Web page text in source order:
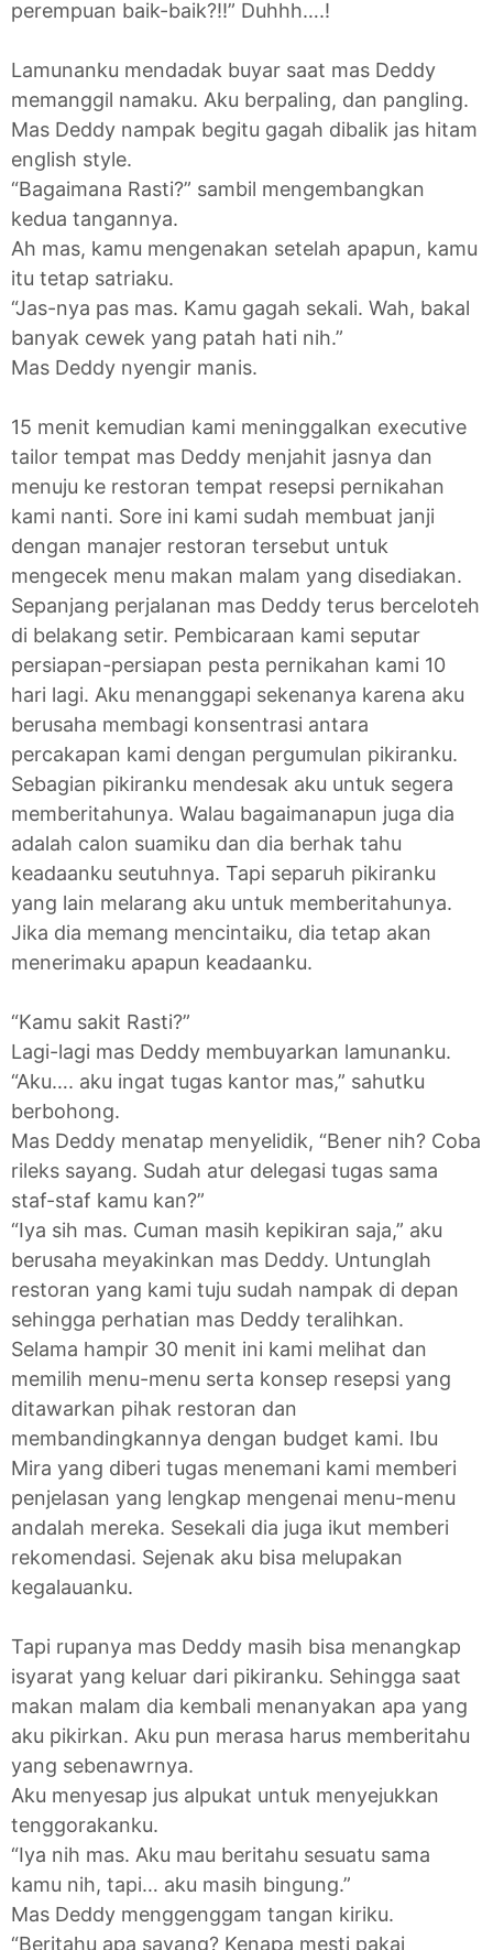
perempuan baik-baik?!!” Duhhh….!
Lamunanku mendadak buyar saat mas Deddy
memanggil namaku. Aku berpaling, dan pangling.
Mas Deddy nampak begitu gagah dibalik jas hitam
english style.
“Bagaimana Rasti?” sambil mengembangkan
kedua tangannya.
Ah mas, kamu mengenakan setelah apapun, kamu
itu tetap satriaku.
“Jas-nya pas mas. Kamu gagah sekali. Wah, bakal
banyak cewek yang patah hati nih.”
Mas Deddy nyengir manis.
15 menit kemudian kami meninggalkan executive
tailor tempat mas Deddy menjahit jasnya dan
menuju ke restoran tempat resepsi pernikahan
kami nanti. Sore ini kami sudah membuat janji
dengan manajer restoran tersebut untuk
mengecek menu makan malam yang disediakan.
Sepanjang perjalanan mas Deddy terus berceloteh
di belakang setir. Pembicaraan kami seputar
persiapan-persiapan pesta pernikahan kami 10
hari lagi. Aku menanggapi sekenanya karena aku
berusaha membagi konsentrasi antara
percakapan kami dengan pergumulan pikiranku.
Sebagian pikiranku mendesak aku untuk segera
memberitahunya. Walau bagaimanapun juga dia
adalah calon suamiku dan dia berhak tahu
keadaanku seutuhnya. Tapi separuh pikiranku
yang lain melarang aku untuk memberitahunya.
Jika dia memang mencintaiku, dia tetap akan
menerimaku apapun keadaanku.
“Kamu sakit Rasti?”
Lagi-lagi mas Deddy membuyarkan lamunanku.
“Aku…. aku ingat tugas kantor mas,” sahutku
berbohong.
Mas Deddy menatap menyelidik, “Bener nih? Coba
rileks sayang. Sudah atur delegasi tugas sama
staf-staf kamu kan?”
“Iya sih mas. Cuman masih kepikiran saja,” aku
berusaha meyakinkan mas Deddy. Untunglah
restoran yang kami tuju sudah nampak di depan
sehingga perhatian mas Deddy teralihkan.
Selama hampir 30 menit ini kami melihat dan
memilih menu-menu serta konsep resepsi yang
ditawarkan pihak restoran dan
membandingkannya dengan budget kami. Ibu
Mira yang diberi tugas menemani kami memberi
penjelasan yang lengkap mengenai menu-menu
andalah mereka. Sesekali dia juga ikut memberi
rekomendasi. Sejenak aku bisa melupakan
kegalauanku.
Tapi rupanya mas Deddy masih bisa menangkap
isyarat yang keluar dari pikiranku. Sehingga saat
makan malam dia kembali menanyakan apa yang
aku pikirkan. Aku pun merasa harus memberitahu
yang sebenawrnya.
Aku menyesap jus alpukat untuk menyejukkan
tenggorakanku.
“Iya nih mas. Aku mau beritahu sesuatu sama
kamu nih, tapi… aku masih bingung.”
Mas Deddy menggenggam tangan kiriku.
“Beritahu apa sayang? Kenapa mesti pakai